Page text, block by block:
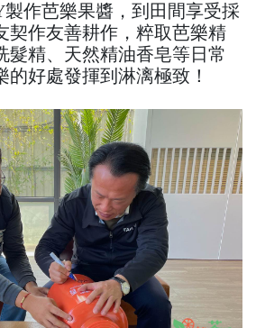
作芭樂果醬，到田間享受採
契作友善耕作，粹取芭樂精
髮精、天然精油香皂等日常
的好處發揮到淋漓極致！